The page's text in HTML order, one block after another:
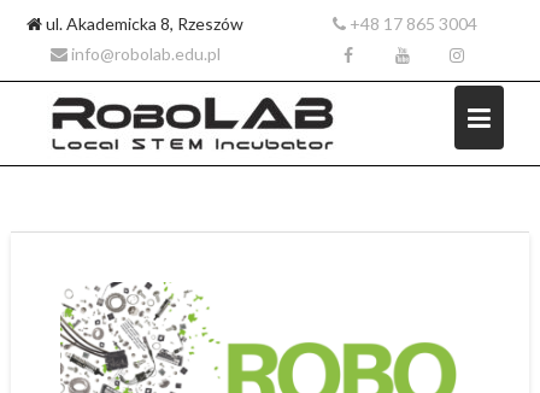
ul. Akademicka 8, Rzeszów
+48 17 865 3004
info@robolab.edu.pl